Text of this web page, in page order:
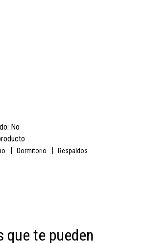
No
Dormitorio Respaldos
que te pueden